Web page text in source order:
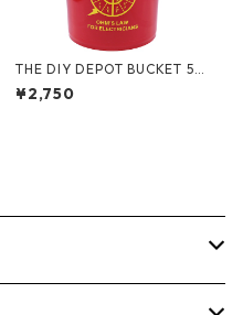
THE DIY DEPOT BUCKET 5ガ
ロンバケツ [エレクトリシャ
ン] フタ付き 05GLTDD-OHM
¥2,750